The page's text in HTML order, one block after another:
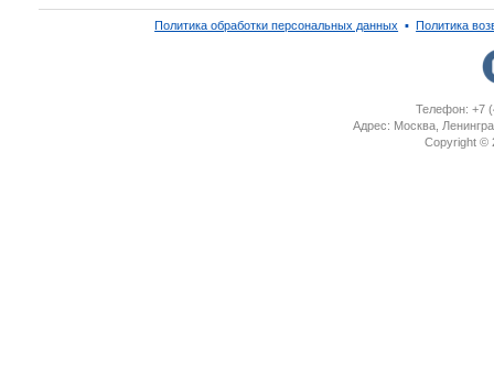
Политика обработки персональных данных ▪ Политика
Телефон: +7
Адрес: Москва,
Copyright ©